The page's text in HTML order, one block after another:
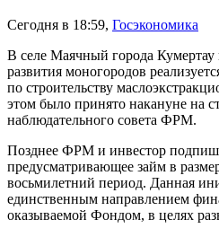
Сегодня в 18:59, Госэкономика
В селе Маячный города
развития моногородов
по строительству
этом было принято накануне на
наблюдательного совета ФРМ.
Позднее ФРМ и инвестор
предусматривающее займ в
восьмилетний период. Данная
единственным направлением
оказываемой Фондом, в целях